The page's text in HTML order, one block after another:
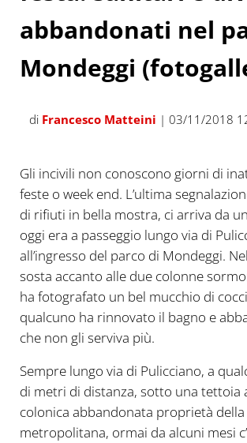
abbandonati nel
Mondeggi
di Francesco Matteini | 03/11/2018
Gli incivili non conoscono giorni di
feste o week end. L’ultima
di rifiuti in bella mostra, ci arriva da
oggi era a passeggio lungo via di
all’ingresso del parco di Mondeggi.
sosta accanto alle due colonne
ha fotografato un bel mucchio di
qualcuno ha rinnovato il bagno e
che non gli serviva più.
Sempre lungo via di Pulicciano, a
di metri di distanza, sotto una tettoia
colonica abbandonata proprietà
metropolitana, ormai da alcuni mesi